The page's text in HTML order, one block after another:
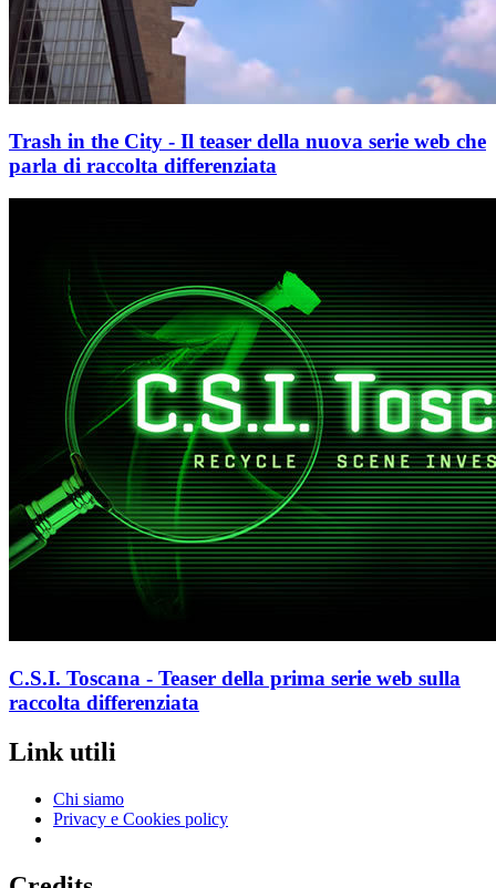
Trash in the City - Il teaser della nuova serie web che
parla di raccolta differenziata
C.S.I. Toscana - Teaser della prima serie web sulla
raccolta differenziata
Link utili
Chi siamo
Privacy e Cookies policy